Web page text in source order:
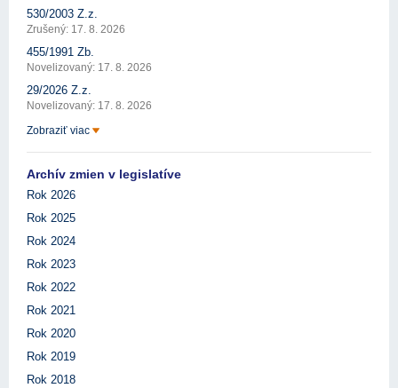
530/2003 Z.z.
Zrušený: 17. 8. 2026
455/1991 Zb.
Novelizovaný: 17. 8. 2026
29/2026 Z.z.
Novelizovaný: 17. 8. 2026
Zobraziť viac
Archív zmien v legislatíve
Rok 2026
Rok 2025
Rok 2024
Rok 2023
Rok 2022
Rok 2021
Rok 2020
Rok 2019
Rok 2018